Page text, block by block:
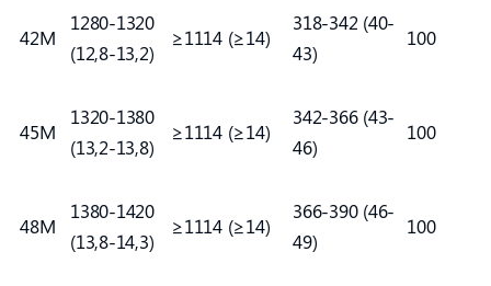
42M
1280-1320
(12,8-13,2)
≥1114 (≥14)
318-342 (40-
43)
100
45M
1320-1380
(13,2-13,8)
≥1114 (≥14)
342-366 (43-
46)
100
48M
1380-1420
(13,8-14,3)
≥1114 (≥14)
366-390 (46-
49)
100